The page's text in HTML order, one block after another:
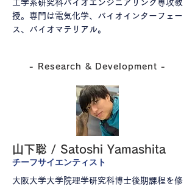
工学系研究科バイオエンジニアリング専攻教
授。専門は電気化学、バイオインターフェー
ス、バイオマテリアル。
- Research & Development -
山下聡 / Satoshi Yamashita
​チーフサイエンティスト
大阪大学大学院理学研究科博士後期課程を修